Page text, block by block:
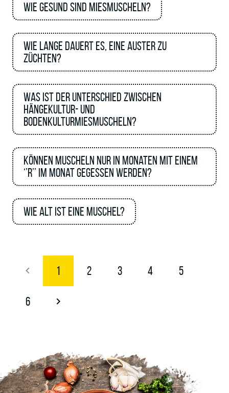
Wie gesund sind Miesmuscheln?
Wie lange dauert es, eine Auster zu
züchten?
Was ist der Unterschied zwischen
Hängekultur- und
Bodenkulturmiesmuscheln?
Können Muscheln nur in Monaten mit einem
‘’R’’ im Monat gegessen werden?
Wie alt ist eine Muschel?
1 2 3 4 5
6